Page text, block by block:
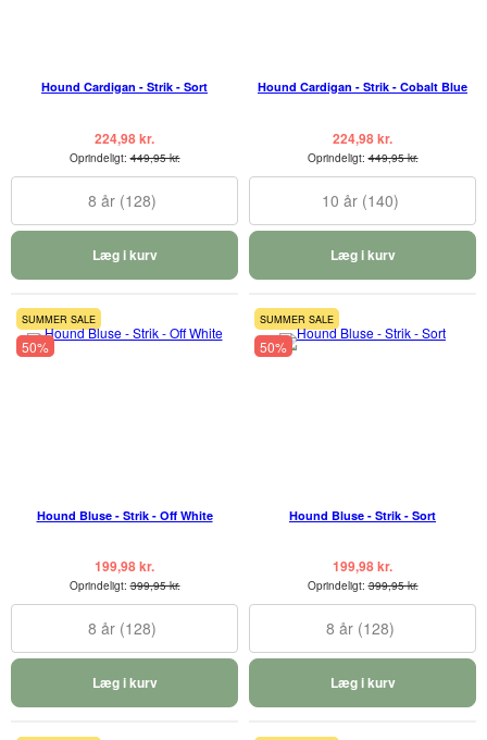
Hound Cardigan - Strik - Sort
224,98 kr.
Oprindeligt:449,95 kr.
8 år (128)
Læg i kurv
Hound Cardigan - Strik - Cobalt Blue
224,98 kr.
Oprindeligt:449,95 kr.
10 år (140)
Læg i kurv
SUMMER SALE
50%
Hound Bluse - Strik - Off White
199,98 kr.
Oprindeligt:399,95 kr.
8 år (128)
Læg i kurv
SUMMER SALE
50%
Hound Bluse - Strik - Sort
199,98 kr.
Oprindeligt:399,95 kr.
8 år (128)
Læg i kurv